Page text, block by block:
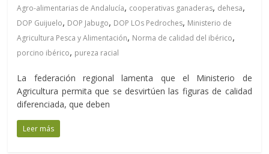
Agro-alimentarias de Andalucía, cooperativas ganaderas, dehesa,
DOP Guijuelo, DOP Jabugo, DOP LOs Pedroches, Ministerio de
Agricultura Pesca y Alimentación, Norma de calidad del ibérico,
porcino ibérico, pureza racial
La federación regional lamenta que el Ministerio de
Agricultura permita que se desvirtúen las figuras de calidad
diferenciada, que deben
Leer más